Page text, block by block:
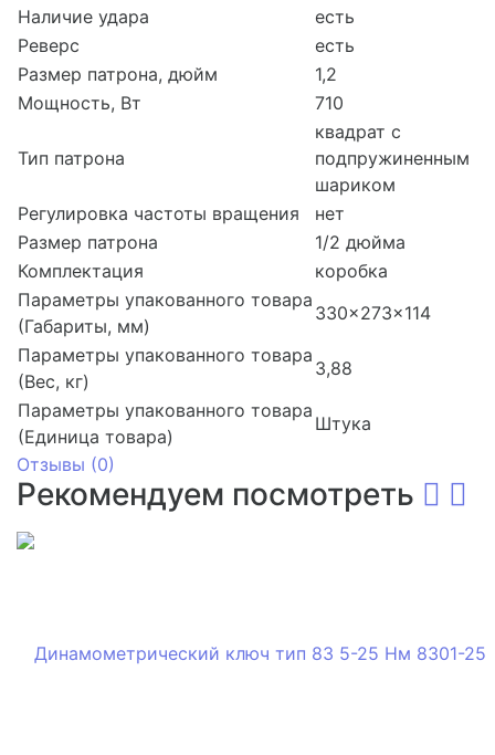
Наличие удара
есть
Реверс
есть
Размер патрона, дюйм
1,2
Мощность, Вт
710
Тип патрона
квадрат с
подпружиненным
шариком
Регулировка частоты вращения
нет
Размер патрона
1/2 дюйма
Комплектация
коробка
Параметры упакованного товара
(Габариты, мм)
330x273x114
Параметры упакованного товара
(Вес, кг)
3,88
Параметры упакованного товара
(Единица товара)
Штука
Отзывы (0)
Рекомендуем посмотреть